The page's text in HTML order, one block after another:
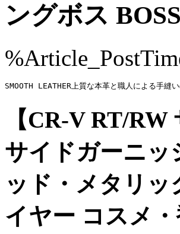
ングボス
SMOOTH LEATHER上質な本革と職人による手
【CR-V RT/
サイドガーニッ
ッド・メタリ
イヤー コスメ